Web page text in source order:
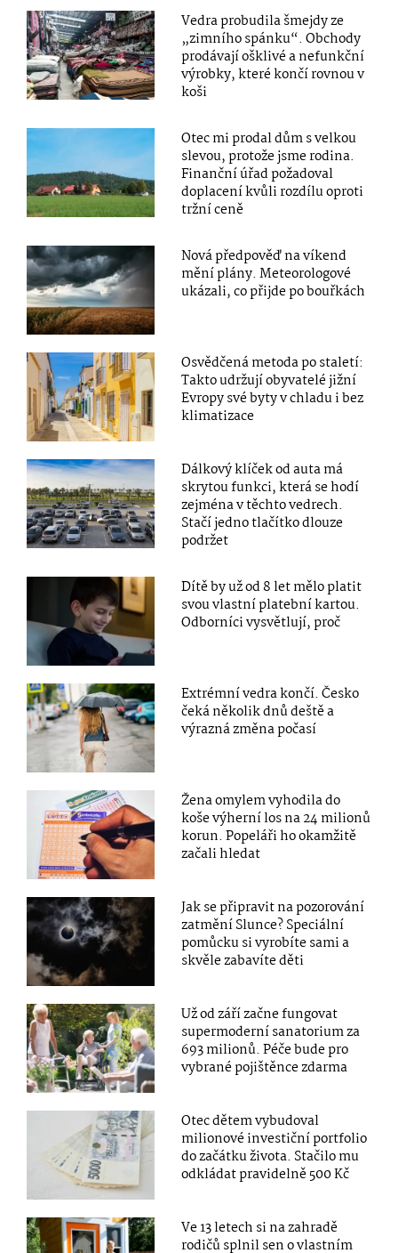
Vedra probudila šmejdy ze
„zimního spánku“. Obchody
prodávají ošklivé a nefunkční
výrobky, které končí rovnou v
koši
Otec mi prodal dům s velkou
slevou, protože jsme rodina.
Finanční úřad požadoval
doplacení kvůli rozdílu oproti
tržní ceně
Nová předpověď na víkend
mění plány. Meteorologové
ukázali, co přijde po bouřkách
Osvědčená metoda po staletí:
Takto udržují obyvatelé jižní
Evropy své byty v chladu i bez
klimatizace
Dálkový klíček od auta má
skrytou funkci, která se hodí
zejména v těchto vedrech.
Stačí jedno tlačítko dlouze
podržet
Dítě by už od 8 let mělo platit
svou vlastní platební kartou.
Odborníci vysvětlují, proč
Extrémní vedra končí. Česko
čeká několik dnů deště a
výrazná změna počasí
Žena omylem vyhodila do
koše výherní los na 24 milionů
korun. Popeláři ho okamžitě
začali hledat
Jak se připravit na pozorování
zatmění Slunce? Speciální
pomůcku si vyrobíte sami a
skvěle zabavíte děti
Už od září začne fungovat
supermoderní sanatorium za
693 milionů. Péče bude pro
vybrané pojištěnce zdarma
Otec dětem vybudoval
milionové investiční portfolio
do začátku života. Stačilo mu
odkládat pravidelně 500 Kč
Ve 13 letech si na zahradě
rodičů splnil sen o vlastním